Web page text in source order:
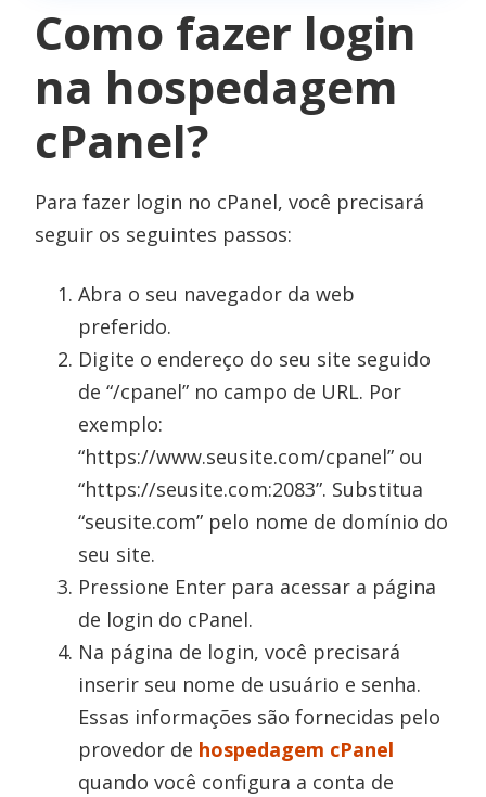
Como fazer login
na hospedagem
cPanel?
Para fazer login no cPanel, você precisará
seguir os seguintes passos:
Abra o seu navegador da web
preferido.
Digite o endereço do seu site seguido
de “/cpanel” no campo de URL. Por
exemplo:
“https://www.seusite.com/cpanel” ou
“https://seusite.com:2083”. Substitua
“seusite.com” pelo nome de domínio do
seu site.
Pressione Enter para acessar a página
de login do cPanel.
Na página de login, você precisará
inserir seu nome de usuário e senha.
Essas informações são fornecidas pelo
provedor de hospedagem cPanel
quando você configura a conta de